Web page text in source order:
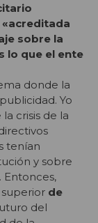
sobre la
lo que el ente
donde la
Yo
crisis de la
tenían
y sobre
Entonces,
de
del